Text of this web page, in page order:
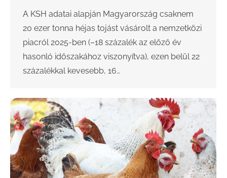
A KSH adatai alapján Magyarország csaknem
20 ezer tonna héjas tojást vásárolt a nemzetközi
piacról 2025-ben (–18 százalék az előző év
hasonló időszakához viszonyítva), ezen belül 22
százalékkal kevesebb, 16…